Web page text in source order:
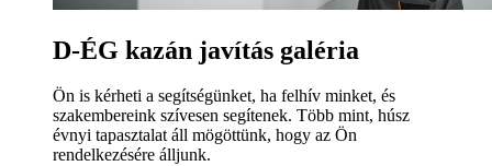
D-ÉG kazán javítás galéria
Ön is kérheti a segítségünket, ha felhív minket, és
szakembereink szívesen segítenek. Több mint, húsz
évnyi tapasztalat áll mögöttünk, hogy az Ön
rendelkezésére álljunk.